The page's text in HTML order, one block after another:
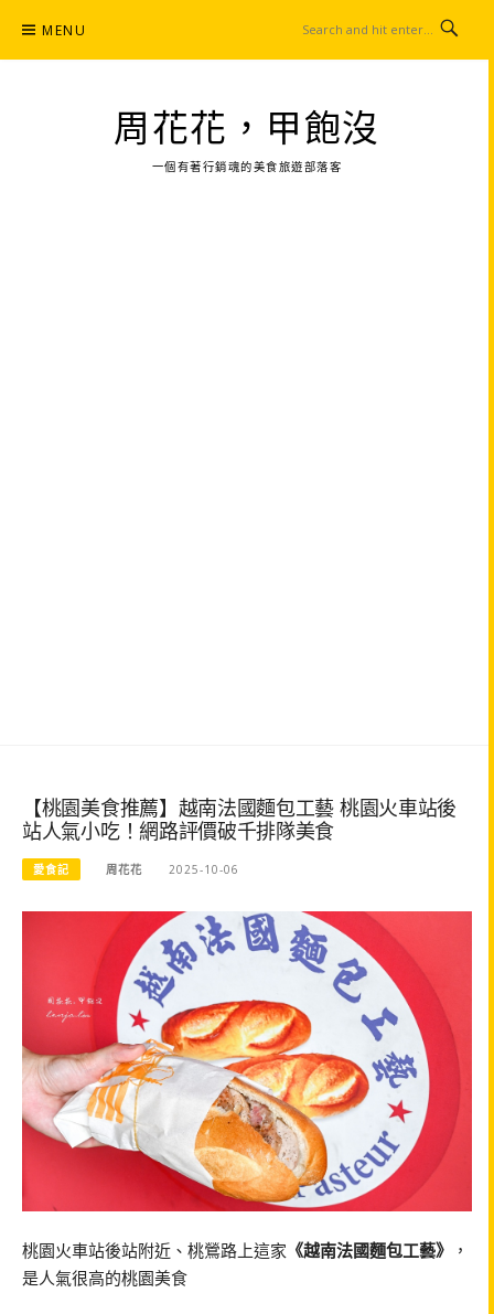
content
MENU
周花花，甲飽沒
一個有著行銷魂的美食旅遊部落客
【桃園美食推薦】越南法國麵包工藝 桃園火車站後
站人氣小吃！網路評價破千排隊美食
愛食記 周花花 2025-10-06
桃園火車站後站附近、桃鶯路上這家 《越南法國麵包工藝》
，
是人氣很高的桃園美食